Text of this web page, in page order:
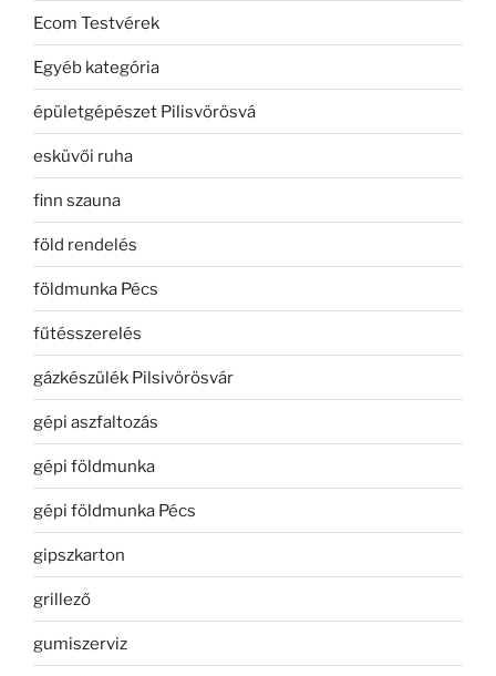
Ecom Testvérek
Egyéb kategória
épületgépészet Pilisvörösvá
esküvői ruha
finn szauna
föld rendelés
földmunka Pécs
fűtésszerelés
gázkészülék Pilsivörösvár
gépi aszfaltozás
gépi földmunka
gépi földmunka Pécs
gipszkarton
grillező
gumiszerviz